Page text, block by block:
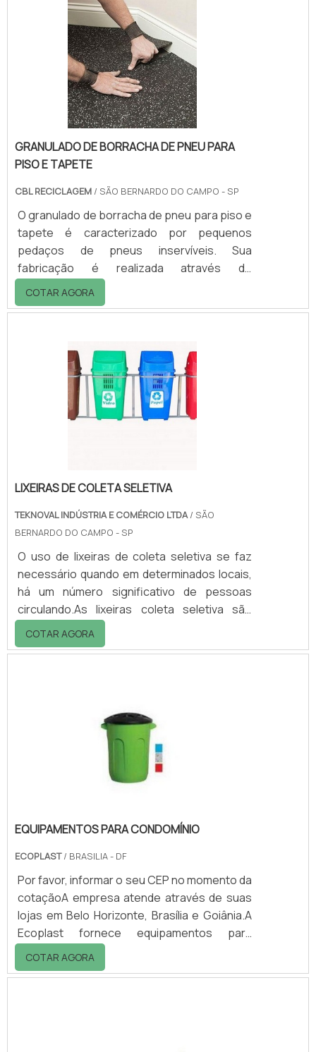
naturais que vem gerado grande
preocupação quando o assunto é
sustentabilida, já que a poluição dos mesmos
é uma pauta que vem gerando grandes
debates nos dias de hoje. O processo de d.
GRANULADO DE BORRACHA DE PNEU PARA
PISO E TAPETE
CBL RECICLAGEM / SÃO BERNARDO DO CAMPO - SP
O granulado de borracha de pneu para piso e
tapete é caracterizado por pequenos
pedaços de pneus inservíveis. Sua
fabricação é realizada através de
equipamento de trituração que possibilitam a
transformação do pneu que já não é mais útil
algumas etapas onde são retiradas as
impurezas do pneu que vêm da própria
coleta como arames, nylon etc., deixando o
material pronto para a segunda etapa,
COTAR AGORA
LIXEIRAS DE COLETA SELETIVA
TEKNOVAL INDÚSTRIA E COMÉRCIO LTDA/ SÃO
BERNARDO DO CAMPO - SP
O uso de lixeiras de coleta seletiva se faz
necessário quando em determinados locais,
há um número significativo de pessoas
circulando.As lixeiras coleta seletiva são
fabricadas em plástico rotomoldado e
possuem como característica, de serem
formatos diferenciados. Fáceis de higienizar
são perfeitas para uso em segmentos:
Industriais; Alimentícios; Químicos;
COTAR AGORA
EQUIPAMENTOS PARA CONDOMÍNIO
ECOPLAST/ BRASILIA - DF
Por favor, informar o seu CEP no momento da
cotaçãoA empresa atende através de suas
lojas em Belo Horizonte, Brasília e Goiânia.A
Ecoplast fornece equipamentos para
condomínio, tais como: - Contêineres para
resíduos sólidos; - Lixeiras de diversos tipos;
COTAR AGORA